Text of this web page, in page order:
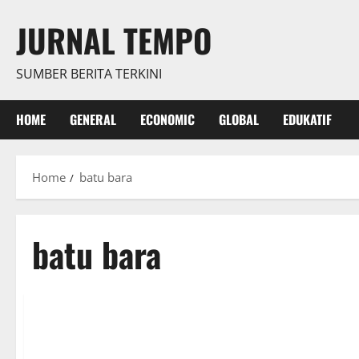
content
JURNAL TEMPO
SUMBER BERITA TERKINI
HOME GENERAL ECONOMIC GLOBAL EDUKATIF
Home batu bara
batu bara